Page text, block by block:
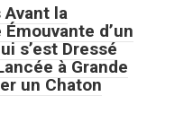
la
d’un
s’est Dressé
à Grande
un Chaton